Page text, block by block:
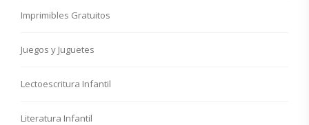
Imprimibles Gratuitos
Juegos y Juguetes
Lectoescritura Infantil
Literatura Infantil